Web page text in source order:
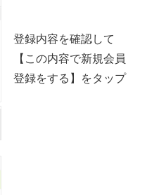
登録内容を確認して
【この内容で新規会員
登録をする】をタップ